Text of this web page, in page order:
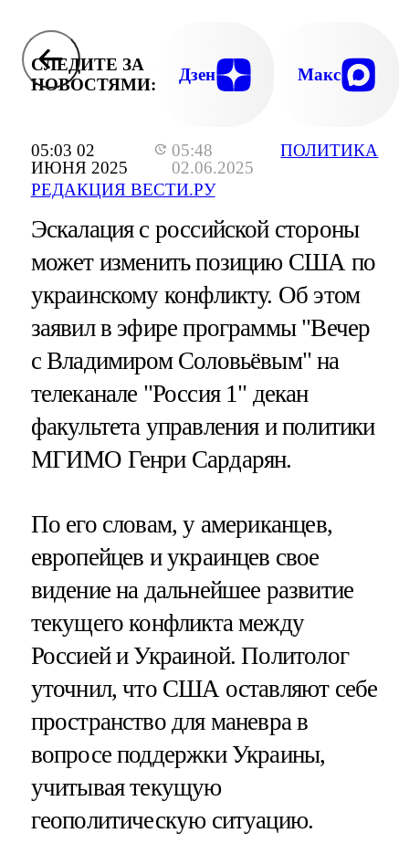
05:03 02
ИЮНЯ 2025
05:48
02.06.2025
РЕДАКЦИЯ ВЕСТИ.РУ
ПОЛИТИКА
СЛЕДИТЕ ЗА
НОВОСТЯМИ:
Дзен Макс
Эскалация с российской стороны
может изменить позицию США по
украинскому конфликту. Об этом
заявил в эфире программы "Вечер
с Владимиром Соловьёвым" на
телеканале "Россия 1" декан
факультета управления и политики
МГИМО Генри Сардарян.
По его словам, у американцев,
европейцев и украинцев свое
видение на дальнейшее развитие
текущего конфликта между
Россией и Украиной. Политолог
уточнил, что США оставляют себе
пространство для маневра в
вопросе поддержки Украины,
учитывая текущую
геополитическую ситуацию.